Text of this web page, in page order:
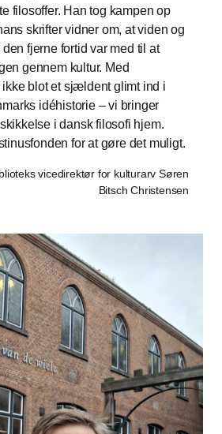
filosoffer. Han tog kampen op
skrifter vidner om, at viden og
fjerne fortid var med til at
gennem kultur. Med
ikke blot et sjældent glimt ind i
idéhistorie – vi bringer
i dansk filosofi hjem.
for at gøre det muligt.
vicedirektør for kulturarv Søren
Bitsch Christensen